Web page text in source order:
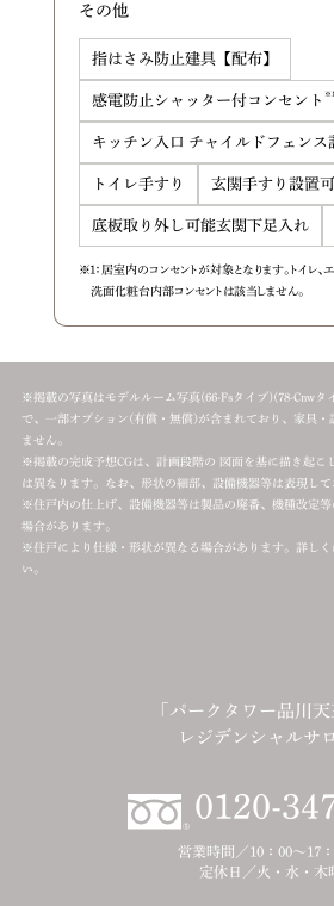
その他
指はさみ防止建具【配布】
感電防止シャッター付コンセント ※1
キッチン入口 チャイルドフェンス
トイレ手すり 玄関手すり設置
底板取り外し可能玄関下足入れ
※1：居室内のコンセントが対象となります。トイレ、
洗面化粧台内部コンセントは該当しません。
※掲載の写真はモデルルーム写真(66-Fsタイプ)(78-Cnwタ
で、一部オプション(有償・無償)が含まれており、家具・
ません。
※掲載の完成予想CGは、計画段階の 図面を基に描き起こ
は異なります。なお、形状の細部、設備機器等は表現して
※住戸内の仕上げ、設備機器等は製品の廃番、機種改定
場合があります。
※住戸により仕様・形状が異なる場合があります。詳し
い。
「パークタワー品川天
レジデンシャルサ
0120-
営業時間／10：00～17
定休日／ 火・水・木